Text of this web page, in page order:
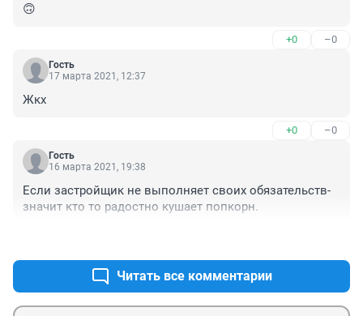
🙃
+0 –0
Гость
17 марта 2021, 12:37
Жкх
+0 –0
Гость
16 марта 2021, 19:38
Если застройщик не выполняет своих обязательств-
значит кто то радостно кушает попкорн.
Читать все комментарии